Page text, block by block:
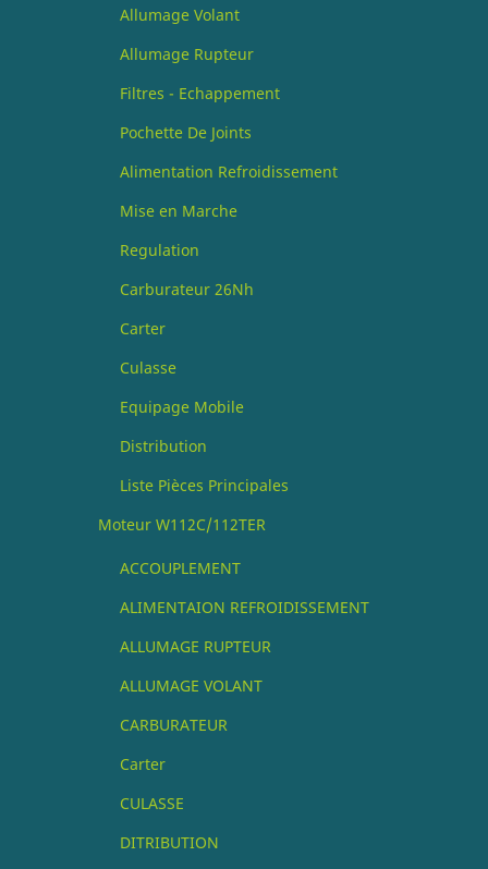
Allumage Volant
Allumage Rupteur
Filtres - Echappement
Pochette De Joints
Alimentation Refroidissement
Mise en Marche
Regulation
Carburateur 26Nh
Carter
Culasse
Equipage Mobile
Distribution
Liste Pièces Principales
Moteur W112C/112TER
ACCOUPLEMENT
ALIMENTAION REFROIDISSEMENT
ALLUMAGE RUPTEUR
ALLUMAGE VOLANT
CARBURATEUR
Carter
CULASSE
DITRIBUTION